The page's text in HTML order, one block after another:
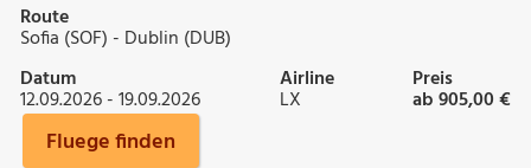
Route
Sofia (SOF) - Dublin (DUB)
Datum
12.09.2026 - 19.09.2026
Airline
LX
Preis
ab 905,00 €
Fluege finden